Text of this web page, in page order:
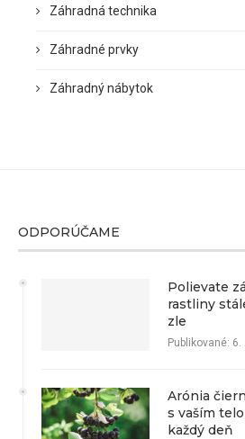
Záhradná technika
Záhradné prvky
Záhradný nábytok
ODPORÚČAME
Polievate
rastliny
zle
Publikované: 6.
Arónia
s vaším
každý deň